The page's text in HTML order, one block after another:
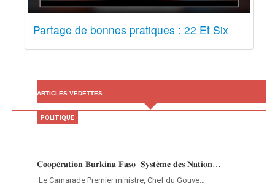
Partage de bonnes pratiques : 22 Et Six
ARTICLES VEDETTES
𝐂𝐨𝐨𝐩𝐞́𝐫𝐚𝐭𝐢𝐨𝐧 𝐁𝐮𝐫𝐤𝐢𝐧𝐚 𝐅𝐚𝐬𝐨–𝐒𝐲𝐬𝐭𝐞̀𝐦𝐞 𝐝𝐞𝐬 𝐍𝐚𝐭𝐢𝐨𝐧…
‎Le Camarade Premier ministre, Chef du Gouve…
POLITIQUE